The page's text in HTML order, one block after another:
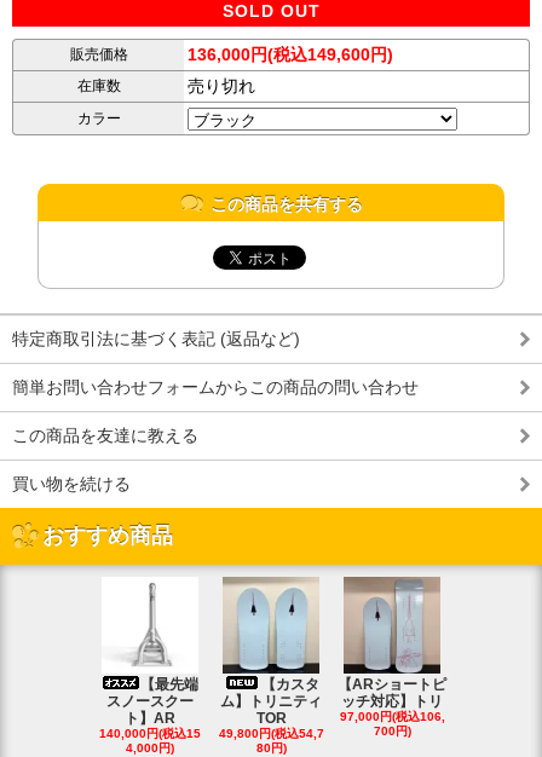
SOLD OUT
販売価格 136,000円(税込149,600円)
在庫数 売り切れ
カラー
この商品を共有する
特定商取引法に基づく表記 (返品など)
簡単お問い合わせフォームからこの商品の問い合わせ
この商品を友達に教える
買い物を続ける
おすすめ商品
【最先端
スノースクー
ト】AR
140,000円(税込15
4,000円)
【カスタ
ム】トリニティ
TOR
49,800円(税込54,7
80円)
【ARショートピ
ッチ対応】トリ
97,000円(税込106,
700円)